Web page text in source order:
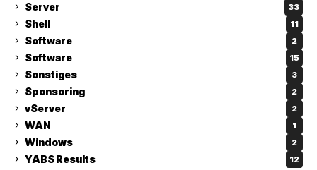
Server 33
Shell 11
Software 2
Software 15
Sonstiges 3
Sponsoring 2
vServer 2
WAN 1
Windows 2
YABS Results 12